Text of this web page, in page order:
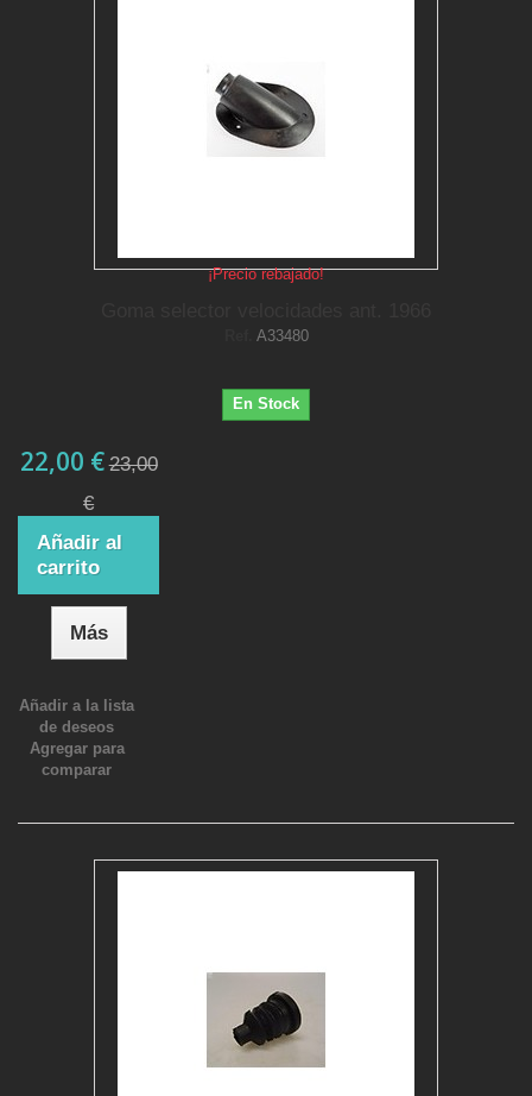
¡Precio rebajado!
A33480
En Stock
22,00 € 23,00
€
Añadir al
carrito
Más
Añadir a la lista
de deseos
Agregar para
comparar